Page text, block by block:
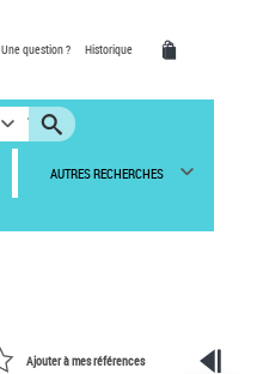
Une question ? Historique
AUTRES RECHERCHES
Ajouter à mes références